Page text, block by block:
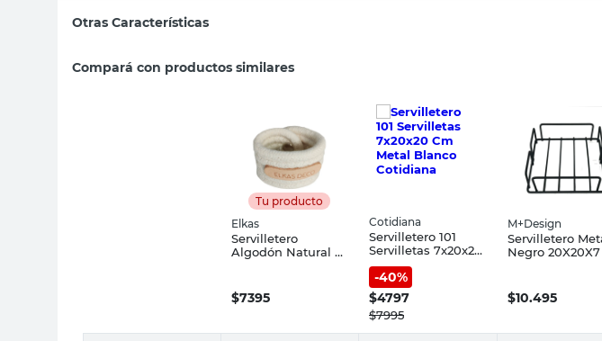
Otras Características
Compará con productos similares
Tu producto
Elkas
Servilletero
Algodón Natural 7
$7395
Cotidiana
Servilletero 101
Servilletas 7x20x20
Cm Metal Blanco
Cotidiana
-40%
$4797
$7995
M+Design
Servilletero
Negro 20X20X7
$10.495